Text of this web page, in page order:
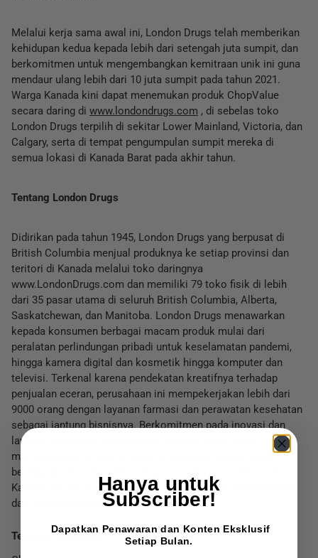
Melalui kerja sama awal ini, London Drugs telah memberikan
kehidupan kedua kepada lebih dari setengah juta sumpit, dan
berkomitmen untuk mengembangkan kemitraan unik ini guna
mendaur ulang lebih dari 10 juta sumpit pada tahun 2021.
Warga Kanada kini dapat menemukan produk ChopValue
secara daring di www.londondrugs.com , di sebelas toko
London Drugs terpilih di sekitar Lower Mainland, Victoria, dan
Calgary, serta di tempat pengumpulan sumpit mereka di
semua lokasi di Kanada Barat pada akhir tahun.
Tentang London Drugs
Didirikan pada tahun 1945, London Drugs yang berpusat di
British Columbia menjual produknya ke setiap provinsi dan
teritori di Kanada melalui toko daringnya
www.LondonDrugs.com dan memiliki 79 toko fisik di lebih
dari 35 pasar utama di seluruh British Columbia, Alberta,
Saskatchewan, dan Manitoba. London Drugs menawarkan
kepada konsumen berbagai macam produk mulai dari
peralatan perlindungan pribadi untuk keselamatan pandemi,
hingga kamera digital dan kosmetik hingga komputer dan
televisi. Terkenal
karena pendekatan kreatifnya terhadap
penjualan eceran, perusahaan ini mempekerjakan lebih dari
9000 orang dengan layanan farmasi dan perawatan kesehatan
sebagai jantung bisnisnya. Berkomitmen pada inovasi dan
layanan pelanggan yang unggul, London Drugs telah
memantapkan dirinya sebagai
bereputasi baik dan peduli yang mendukung merek-merek
Kanada dan terus memposisikan dirinya untuk
dan pengembangan di masa depan.
Tentang ChopValue
Hanya untuk
Subscriber!
Dapatkan Penawaran dan Konten Eksklusif
Setiap Bulan.